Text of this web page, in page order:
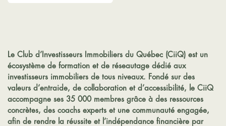
Le Club d’Investisseurs Immobiliers du Québec (CiiQ) est un
écosystème de formation et de réseautage dédié aux
investisseurs immobiliers de tous niveaux. Fondé sur des
valeurs d’entraide, de collaboration et d’accessibilité, le CiiQ
accompagne ses 35 000 membres grâce à des ressources
concrètes, des coachs experts et une communauté engagée,
afin de rendre la réussite et l’indépendance financière par